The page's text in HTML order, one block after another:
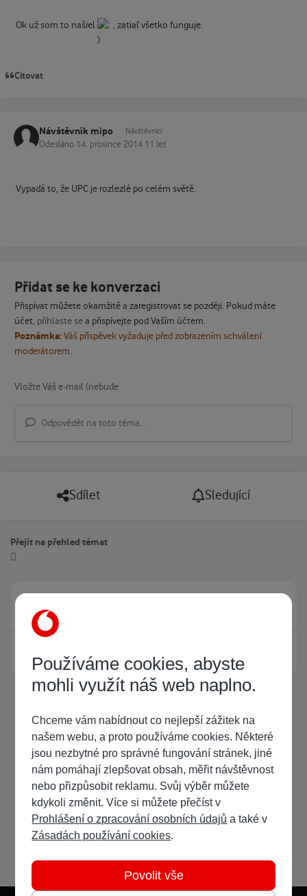
Ok už som to našiel , zatiaľ všetko funguje.
Citovat
Návštěvník mipo Návštěvníci
Odesláno 14. prosince 2014 11 let
Vypadá to, že UPC je rozlezlé po celém světě.
Přidat se ke konverzaci
Přispívat můžete okamžitě a zaregistrovat se později. Pokud máte
účet, přihlaste sea přispívejte pod Vaším účtem.
Poznámka:Váš příspěvek vyžaduje před zobrazením schválení
moderátorem.
Odpovědět na toto téma...
Sdílet Sledující
Přejít na přehled témat
Právě prohlíží tuto stránku
Žádný registrovaný uživatel si neprohlíží tuto stránku
Používáme cookies, abyste
mohli využít náš web naplno.
Chceme vám nabídnout co nejlepší zážitek na
našem webu, a proto používáme cookies. Některé
jsou nezbytné pro správné fungování stránek, jiné
nám pomáhají zlepšovat obsah, měřit návštěvnost
nebo přizpůsobit reklamu. Svůj výběr můžete
kdykoli změnit. Více si můžete přečíst v
Prohlášení o zpracování osobních údajů a také v
Zásadách používání cookies.
Povolit vše